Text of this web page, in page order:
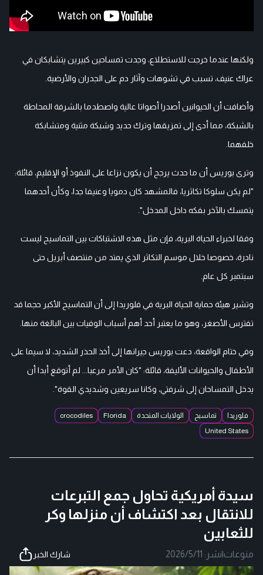
ولكنها عندما خرجت للاستطلاع، وجدت تمساحين كبيرين يتشابكان في
عراك عنيف، تسبب في تشوهات وآثار دم على الجدران والأرضية.
وأضافت أن الحيوانين أصدرا أصواتا عالية واصطدما بالشرفة المحاطة
بالشبكة، مما أدى إلى تمزيقها وترك حديد وشبكة مثنية ومتشابكة
خلفهما.
وترى بوريس أن ما حدث يرجح أن يكون نزاعا على النفوذ أو الإقليم، قائلة:
"لم يكن سلوكا تكاثريا، فالمشهد كان دمويا وعنيفا جدا، وكأن أحدهما
يتمسك بالآخر بفكه داخل المدخل".
وفقا لخبراء الحياة البرية، فإن مثل هذه الاشتباكات بين التماسيح ليست
نادرة، خصوصا خلال موسم التكاثر الذي يمتد من منتصف أبريل حتى
سبتمبر كل عام.
وتشير هيئة حماية الحياة البرية في فلوريدا إلى أن التماسيح الأكبر حجما قد
تفترس الأصغر، وهو ما يعتبر أحد أهم أسباب الوفيات بين البالغة منها.
وفي ختام الواقعة، دعت بوريس جيرانها إلى أخذ الحذر الشديد، لا سيما على
الأطفال والحيوانات الأليفة، قائلة: "كان الأمر مرعبا... لم أتوقع أبدا أن
يدخل التمساحان إلى شرفتي، وكانا سريعين وشديدي القوة".
فلوريدا تماسيح الولايات المتحدة Florida
crocodiles
United States
سيدة أمريكية تحاول جمع التبرعات
للانتقال بعد اكتشاف أن منزلها وكر
للثعابين
منوعات|نشر: 2026/5/11 شارك الخبر